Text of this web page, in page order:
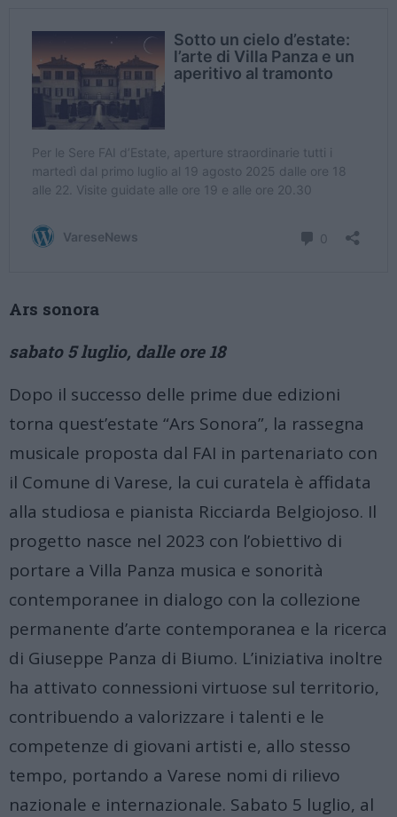
Ars sonora
sabato 5 luglio, dalle ore 18
Dopo il successo delle prime due edizioni
torna quest’estate “Ars Sonora”, la rassegna
musicale proposta dal FAI in partenariato con
il Comune di Varese, la cui curatela è affidata
alla studiosa e pianista Ricciarda Belgiojoso. Il
progetto nasce nel 2023 con l’obiettivo di
portare a Villa Panza musica e sonorità
contemporanee in dialogo con la collezione
permanente d’arte contemporanea e la ricerca
di Giuseppe Panza di Biumo. L’iniziativa inoltre
ha attivato connessioni virtuose sul territorio,
contribuendo a valorizzare i talenti e le
competenze di giovani artisti e, allo stesso
tempo, portando a Varese nomi di rilievo
nazionale e internazionale. Sabato 5 luglio, al